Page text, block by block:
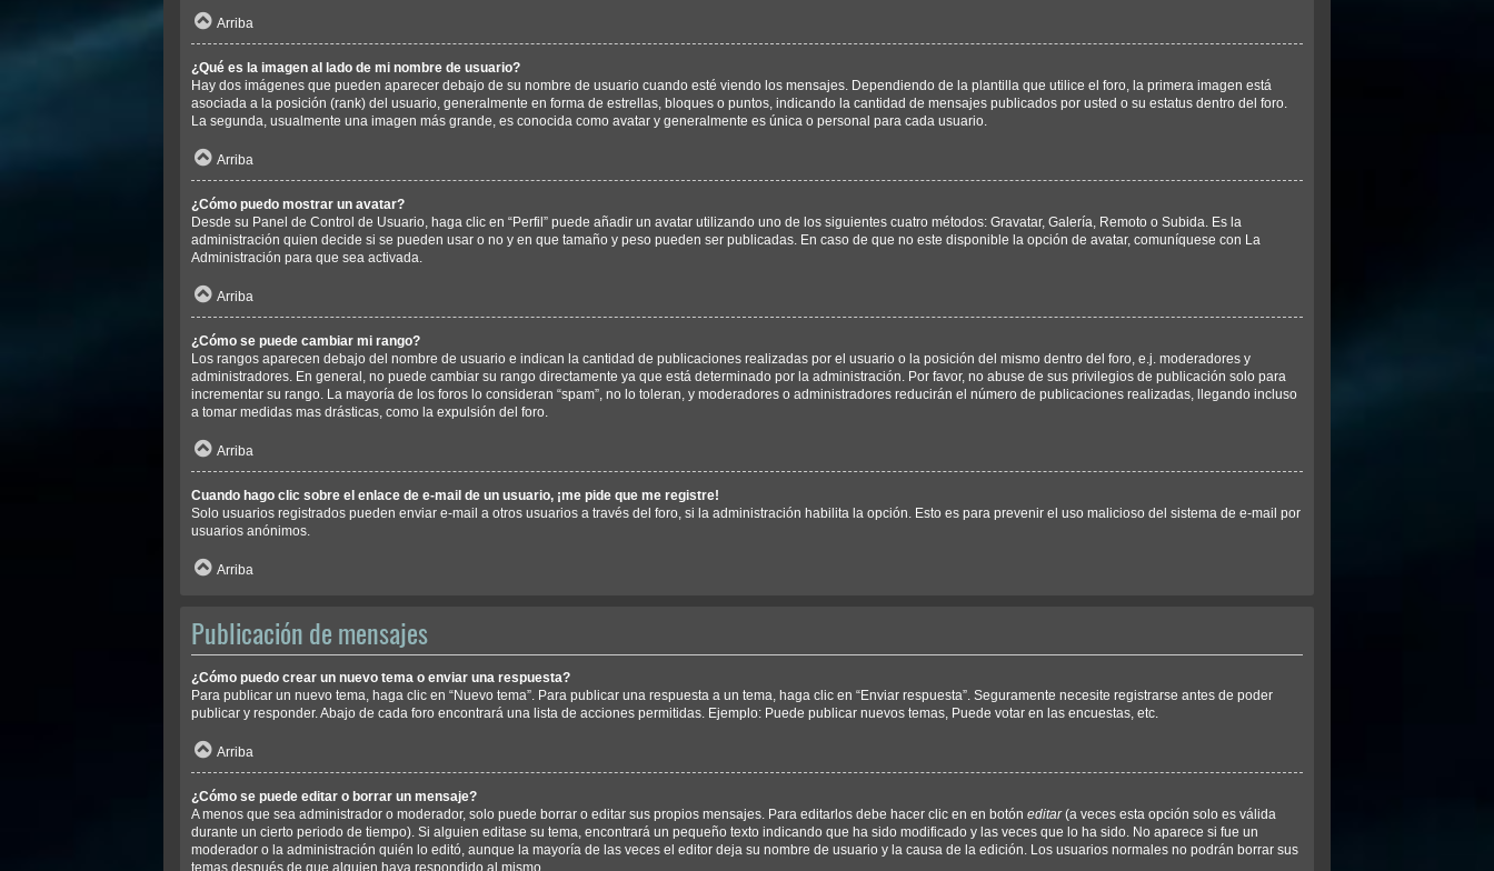
Arriba
¿Qué es la imagen al lado de mi nombre de usuario?
Hay dos imágenes que pueden aparecer debajo de su nombre de usuario cuando esté viendo los mensajes. Dependiendo de la plantilla que utilice el foro, la primera imagen está
asociada a la posición (rank) del usuario, generalmente en forma de estrellas, bloques o puntos, indicando la cantidad de mensajes publicados por usted o su estatus dentro del foro.
La segunda, usualmente una imagen más grande, es conocida como avatar y generalmente es única o personal para cada usuario.
Arriba
¿Cómo puedo mostrar un avatar?
Desde su Panel de Control de Usuario, haga clic en “Perfil” puede añadir un avatar utilizando uno de los siguientes cuatro métodos: Gravatar, Galería, Remoto o Subida. Es la
administración quien decide si se pueden usar o no y en que tamaño y peso pueden ser publicadas. En caso de que no este disponible la opción de avatar, comuníquese con La
Administración para que sea activada.
Arriba
¿Cómo se puede cambiar mi rango?
Los rangos aparecen debajo del nombre de usuario e indican la cantidad de publicaciones realizadas por el usuario o la posición del mismo dentro del foro, e.j. moderadores y
administradores. En general, no puede cambiar su rango directamente ya que está determinado por la administración. Por favor, no abuse de sus privilegios de publicación solo para
incrementar su rango. La mayoría de los foros lo consideran “spam”, no lo toleran, y moderadores o administradores reducirán el número de publicaciones realizadas, llegando incluso
a tomar medidas mas drásticas, como la expulsión del foro.
Arriba
Cuando hago clic sobre el enlace de e-mail de un usuario, ¡me pide que me registre!
Solo usuarios registrados pueden enviar e-mail a otros usuarios a través del foro, si la administración habilita la opción. Esto es para prevenir el uso malicioso del sistema de e-mail por
usuarios anónimos.
Arriba
Publicación de mensajes
¿Cómo puedo crear un nuevo tema o enviar una respuesta?
Para publicar un nuevo tema, haga clic en “Nuevo tema”. Para publicar una respuesta a un tema, haga clic en “Enviar respuesta”. Seguramente necesite registrarse antes de poder
publicar y responder. Abajo de cada foro encontrará una lista de acciones permitidas. Ejemplo: Puede publicar nuevos temas, Puede votar en las encuestas, etc.
Arriba
¿Cómo se puede editar o borrar un mensaje?
A menos que sea administrador o moderador, solo puede borrar o editar sus propios mensajes. Para editarlos debe hacer clic en en botón editar(a veces esta opción solo es válida
durante un cierto periodo de tiempo). Si alguien editase su tema, encontrará un pequeño texto indicando que ha sido modificado y las veces que lo ha sido. No aparece si fue un
moderador o la administración quién lo editó, aunque la mayoría de las veces el editor deja su nombre de usuario y la causa de la edición. Los usuarios normales no podrán borrar sus
temas después de que alguien haya respondido al mismo.